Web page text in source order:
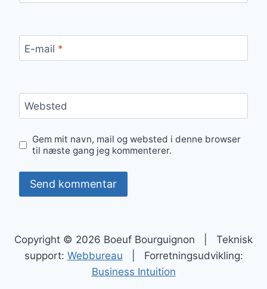
E-mail *
Websted
Gem mit navn, mail og websted i denne browser
til næste gang jeg kommenterer.
Copyright © 2026 Boeuf Bourguignon | Teknisk
support: Webbureau | Forretningsudvikling:
Business Intuition